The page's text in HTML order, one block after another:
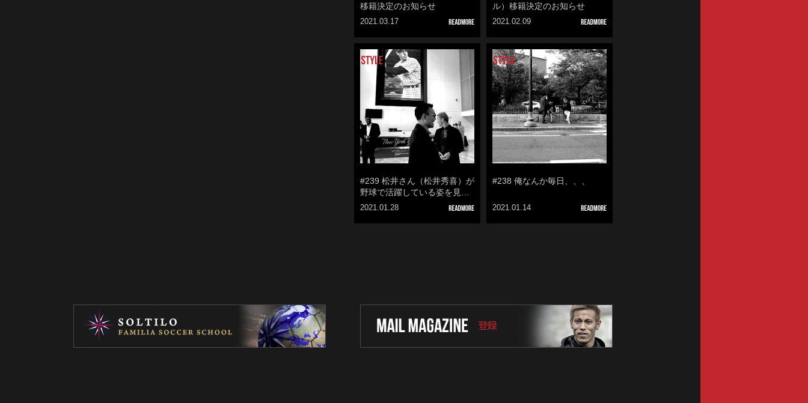
移籍決定のお知らせ
2021.03.17
ル）移籍決定のお知らせ
2021.02.09
#239 松井さん（松井秀喜）が
野球で活躍している姿を見…
2021.01.28
#238 俺なんか毎日、、、
2021.01.14